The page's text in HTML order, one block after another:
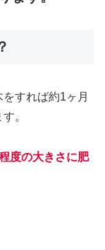
すれば約1ヶ月
。
度の大きさに肥